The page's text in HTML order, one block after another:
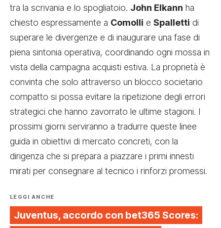
tra la scrivania e lo spogliatoio. John Elkann ha
chiesto espressamente a Comolli e Spalletti di
superare le divergenze e di inaugurare una fase di
piena sintonia operativa, coordinando ogni mossa in
vista della campagna acquisti estiva. La proprietà è
convinta che solo attraverso un blocco societario
compatto si possa evitare la ripetizione degli errori
strategici che hanno zavorrato le ultime stagioni. I
prossimi giorni serviranno a tradurre queste linee
guida in obiettivi di mercato concreti, con la
dirigenza che si prepara a piazzare i primi innesti
mirati per consegnare al tecnico i rinforzi promessi.
LEGGI ANCHE
Juventus, accordo con bet365 Scores: